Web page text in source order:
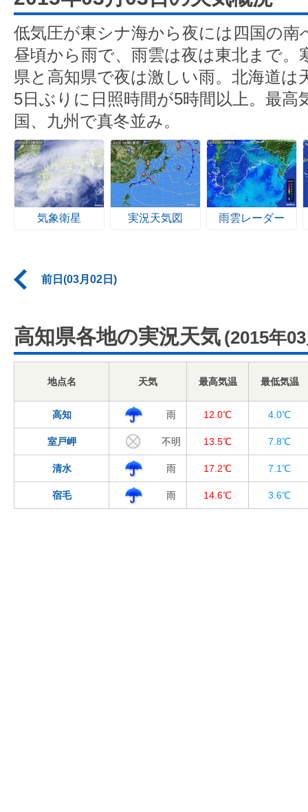
低気圧が東シナ海から夜には四国の南
昼頃から雨で、雨雲は夜は東北まで。
県と高知県で夜は激しい雨。北海道は
5日ぶりに日照時間が5時間以上。最高
国、九州で真冬並み。
気象衛星 実況天気図 雨雲レーダー
前日(03月02日)
高知県各地の実況天気 (2015年
地点名 天気 最高気温 最低気温
高知 雨 12.0℃ 4.0℃
室戸岬 不明 13.5℃ 7.8℃
清水 雨 17.2℃ 7.1℃
宿毛 雨 14.6℃ 3.6℃